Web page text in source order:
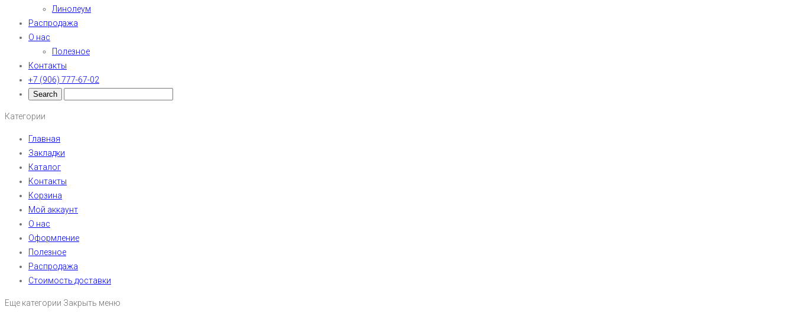
Линолеум
Распродажа
О нас
Полезное
Контакты
+7 (906) 777-67-02
Категории
Главная
Закладки
Каталог
Контакты
Корзина
Мой аккаунт
О нас
Оформление
Полезное
Распродажа
Стоимость доставки
Еще категории Закрыть меню